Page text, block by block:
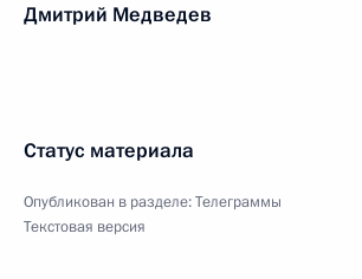
Дмитрий Медведев
Статус материала
Опубликован в разделе:Телеграммы
Текстовая версия